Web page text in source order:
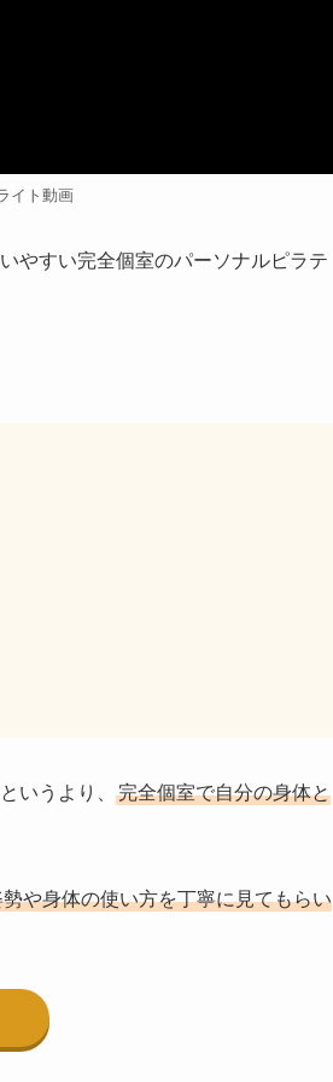
イト動画
やすい完全個室のパーソナルピラテ
いうより、
完全個室で自分の身体と
勢や身体の使い方を丁寧に見てもらい